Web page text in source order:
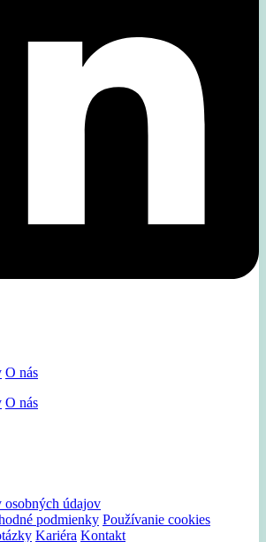
O nás
O nás
osobných údajov
podmienky Používanie cookies
Kariéra Kontakt